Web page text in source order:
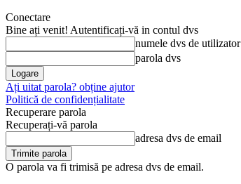
Conectare
Bine ați venit! Autentificați-vă in contul dvs
numele dvs de utilizator
parola dvs
Ați uitat parola? obține ajutor
Politică de confidențialitate
Recuperare parola
Recuperați-vă parola
adresa dvs de email
O parola va fi trimisă pe adresa dvs de email.